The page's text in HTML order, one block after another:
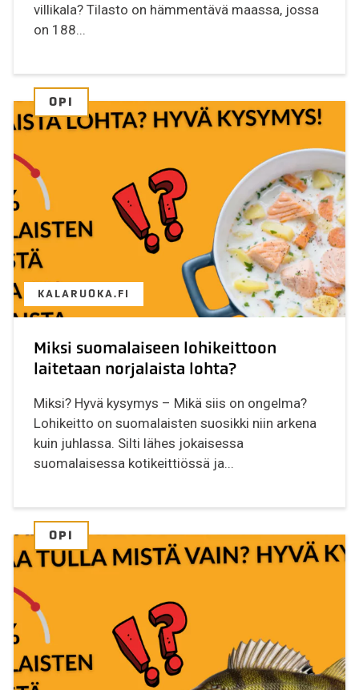
villikala? Tilasto on hämmentävä maassa, jossa
on 188...
OPI
KALARUOKA.FI
Miksi suomalaiseen lohikeittoon
laitetaan norjalaista lohta?
Miksi? Hyvä kysymys – Mikä siis on ongelma?
Lohikeitto on suomalaisten suosikki niin arkena
kuin juhlassa. Silti lähes jokaisessa
suomalaisessa kotikeittiössä ja...
OPI